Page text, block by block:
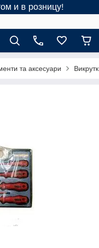
и в розницу!
та аксесуари